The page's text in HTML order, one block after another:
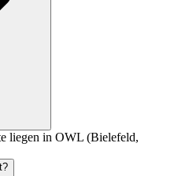
liegen in OWL (Bielefeld,